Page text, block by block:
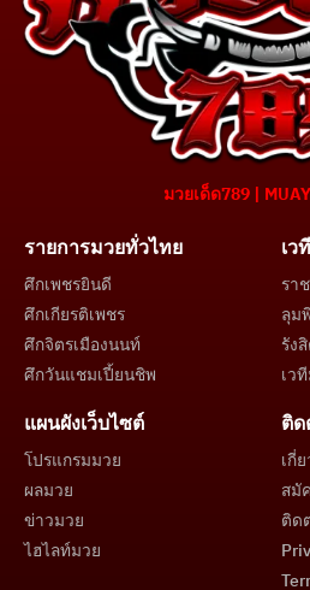
มวยเด็ด789 |
รายการมวยทั่วไทย
ศึกเพชรยินดี
ศึกเกียรติเพชร
ศึกจิตรเมืองนนท์
ศึกวันแชมเปี้ยนชิพ
เว
รา
ลุม
รัง
เว
แผนผังเว็บไซต์
โปรแกรมมวย
ผลมวย
ข่าวมวย
ไฮไลท์มวย
ติด
เกี่
สมั
ติด